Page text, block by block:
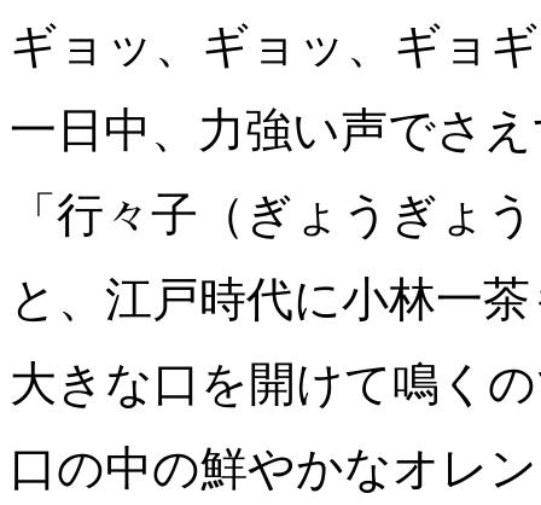
ギョッ、ギョッ、ギョ
一日中、力強い声でさ
「行々子（ぎょうぎょ
と、江戸時代に小林一
大きな口を開けて鳴く
口の中の鮮やかなオレ